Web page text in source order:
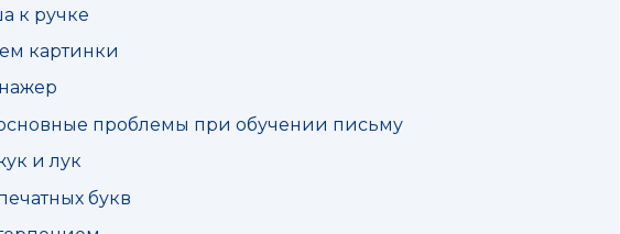
к ручке
картинки
проблемы при обучении письму
и лук
букв